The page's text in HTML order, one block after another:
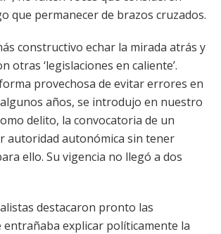
que permanecer de brazos cruzados.
constructivo echar la mirada atrás y
otras ‘legislaciones en caliente’.
provechosa de evitar errores en
años, se introdujo en nuestro
delito, la convocatoria de un
autoridad autonómica sin tener
ello. Su vigencia no llegó a dos
destacaron pronto las
entrañaba explicar políticamente la